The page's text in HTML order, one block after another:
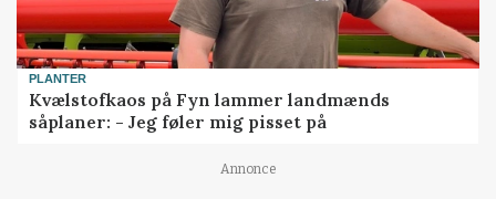
PLANTER
Kvælstofkaos på Fyn lammer landmænds
såplaner: - Jeg føler mig pisset på
Annonce